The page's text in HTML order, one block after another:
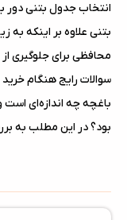
انتخاب جدول بتنی
بتنی علاوه بر اینکه
محافظی برای جلوگیری
سوالات رایج هنگام
باغچه چه اندازه‌ای است
بود؟ در این مطلب به